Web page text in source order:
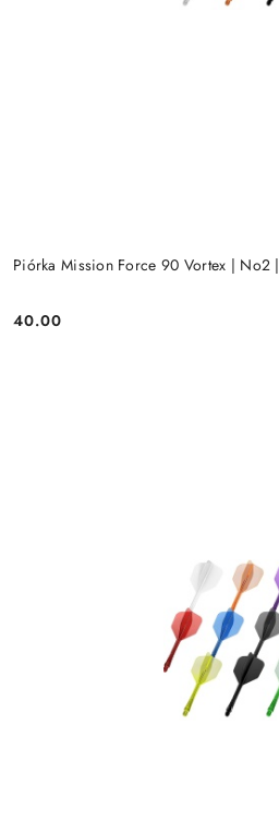
Piórka Mission Force 90 Vortex | No2 |
Cena:
40.00